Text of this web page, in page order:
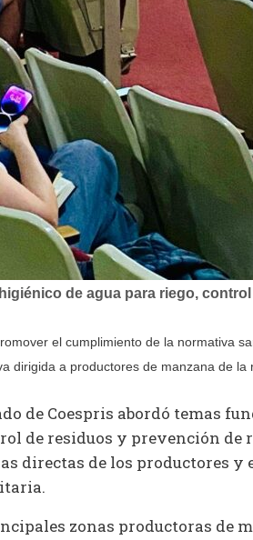
de agua para riego,
el cumplimiento de la normativa
dirigida a productores de manzana de la
de Coespris abordó temas
de residuos y prevención de
directas de los productores y
zonas productoras de